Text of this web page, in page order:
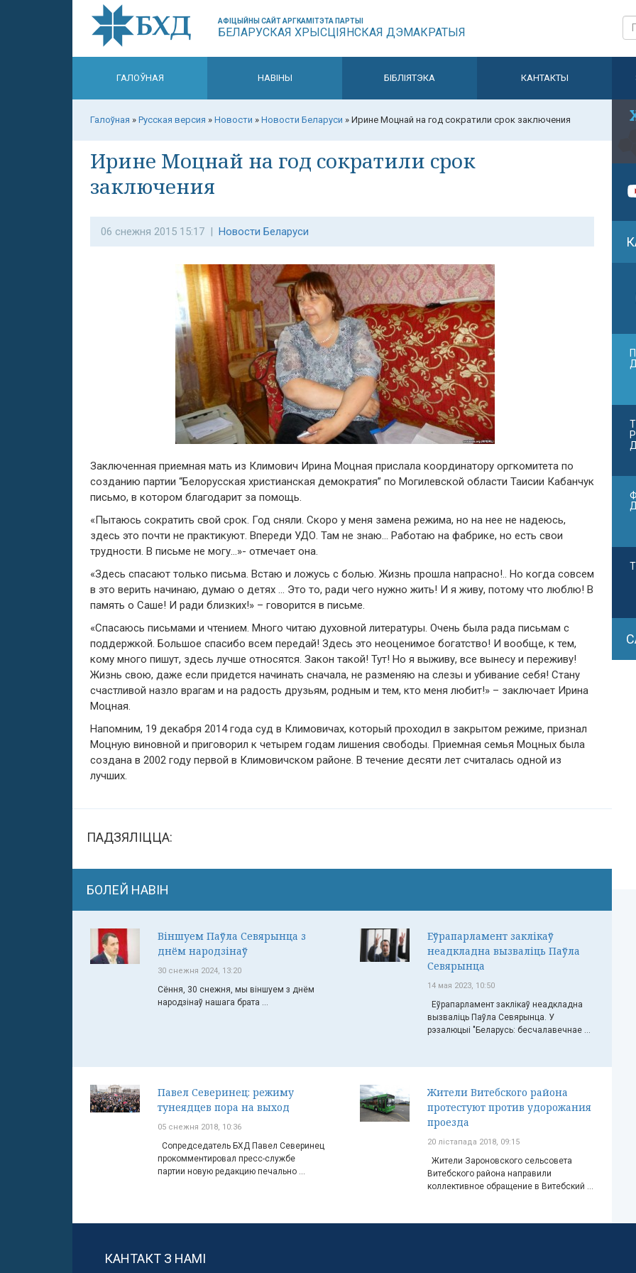
АФІЦЫЙНЫ САЙТ АРГКАМІТЭТА ПАРТЫІ
БЕЛАРУСКАЯ ХРЫСЦІЯНСКАЯ ДЭМАКРАТЫЯ
ГАЛОЎНАЯ НАВІНЫ БІБЛІЯТЭКА КАНТАКТЫ
Галоўная » Русская версия » Новости » Новости Беларуси » Ирине Моцнай на год сократили срок заключения
Ирине Моцнай на год сократили срок
заключения
06 снежня 2015 15:17 | Новости Беларуси
Заключенная приемная мать из Климович Ирина Моцная прислала координатору оргкомитета по
созданию партии “Белорусская христианская демократия” по Могилевской области Таисии Кабанчук
письмо, в котором благодарит за помощь.
«Пытаюсь сократить свой срок. Год сняли. Скоро у меня замена режима, но на нее не надеюсь,
здесь это почти не практикуют. Впереди УДО. Там не знаю… Работаю на фабрике, но есть свои
трудности. В письме не могу…»- отмечает она.
«Здесь спасают только письма. Встаю и ложусь с болью. Жизнь прошла напрасно!.. Но когда совсем
в это верить начинаю, думаю о детях … Это то, ради чего нужно жить! И я живу, потому что люблю! В
память о Саше! И ради близких!» – говорится в письме.
«Спасаюсь письмами и чтением. Много читаю духовной литературы. Очень была рада письмам с
поддержкой. Большое спасибо всем передай! Здесь это неоценимое богатство! И вообще, к тем,
кому много пишут, здесь лучше относятся. Закон такой! Тут! Но я выживу, все вынесу и переживу!
Жизнь свою, даже если придется начинать сначала, не разменяю на слезы и убивание себя! Стану
счастливой назло врагам и на радость друзьям, родным и тем, кто меня любит!» – заключает Ирина
Моцная.
Напомним, 19 декабря 2014 года суд в Климовичах, который проходил в закрытом режиме, признал
Моцную виновной и приговорил к четырем годам лишения свободы. Приемная семья Моцных была
создана в 2002 году первой в Климовичском районе. В течение десяти лет считалась одной из
лучших.
ПАДЗЯЛІЦЦА:
БОЛЕЙ НАВІН
Віншуем Паўла Севярынца з
днём народзінаў
30 снежня 2024, 13:20
Сёння, 30 снежня, мы віншуем з днём
народзінаў нашага брата ...
Еўрапарламент заклікаў
неадкладна вызваліць Паўла
Севярынца
14 мая 2023, 10:50
Еўрапарламент заклікаў неадкладна
вызваліць Паўла Севярынца. У
рэзалюцыі "Беларусь: бесчалавечнае ...
Павел Северинец: режиму
тунеядцев пора на выход
05 снежня 2018, 10:36
Сопредседатель БХД Павел Северинец
прокомментировал пресс-службе
партии новую редакцию печально ...
Жители Витебского района
протестуют против удорожания
проезда
20 лістапада 2018, 09:15
Жители Зароновского сельсовета
Витебского района направили
коллективное обращение в Витебский ...
КАНТАКТ З НАМІ